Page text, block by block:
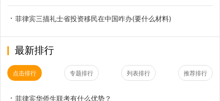
菲律宾三描礼士省投资移民在中国咋办(要什么材料)
最新排行
点击排行 专题排行 列表排行 推荐排行
菲律宾华侨生联考有什么优势？